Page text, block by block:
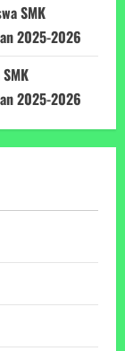
SMK
2025-2026
2025-2026